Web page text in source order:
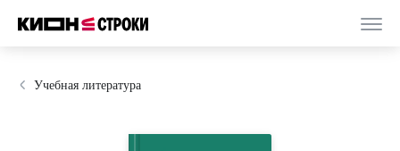
Учебная литература